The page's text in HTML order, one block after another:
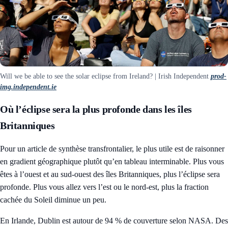
Will we be able to see the solar eclipse from Ireland? | Irish Independent prod-
img.independent.ie
Où l’éclipse sera la plus profonde dans les îles
Britanniques
Pour un article de synthèse transfrontalier, le plus utile est de raisonner
en gradient géographique plutôt qu’en tableau interminable. Plus vous
êtes à l’ouest et au sud-ouest des îles Britanniques, plus l’éclipse sera
profonde. Plus vous allez vers l’est ou le nord-est, plus la fraction
cachée du Soleil diminue un peu.
En Irlande, Dublin est autour de 94 % de couverture selon NASA. Des